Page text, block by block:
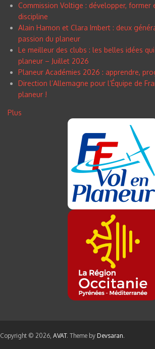
Commission Voltige : développer, former
discipline
Alain Hamon et Clara Imbert : deux
passion du planeur
Le meilleur des clubs : les belles idées
planeur – Juillet 2026
Planeur Académies 2026 : apprendre,
Direction l’Allemagne pour l’Équipe de
planeur !
Plus
Copyright © 2026, AVAT. Theme by Devsaran.